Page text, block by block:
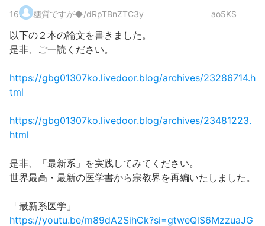
16. 糖質ですが◆/dRpTBnZTC3y ao5KS
以下の２本の論文を書きました。
是非、ご一読ください。
https://gbg01307ko.livedoor.blog/archives/23286714.h
tml
https://gbg01307ko.livedoor.blog/archives/23481223.
html
是非、「最新系」を実践してみてください。
世界最高・最新の医学書から宗教界を再編いたしました。
「最新系医学」
https://youtu.be/m89dA2SihCk?si=gtweQlS6MzzuaJG